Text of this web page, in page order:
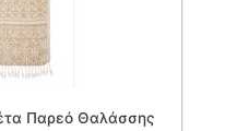
Παρεό Θαλάσσης